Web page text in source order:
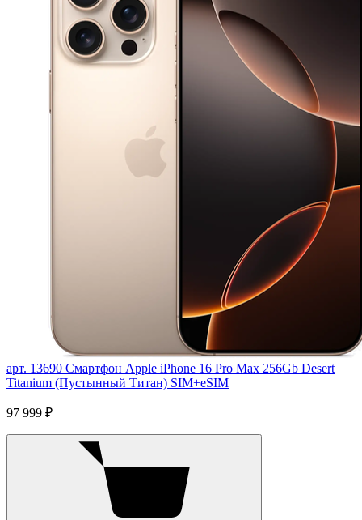
арт. 13690 Смартфон Apple iPhone 16 Pro Max 256Gb Desert
Titanium (Пустынный Титан) SIM+eSIM
97 999 ₽